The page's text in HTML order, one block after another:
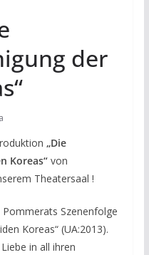
der
„Die
Koreas“von
Theatersaal !
Szenenfolge
Koreas“ (UA:2013).
in all ihren